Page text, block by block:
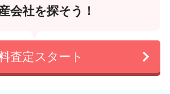
会社を探そう！
査定スタート